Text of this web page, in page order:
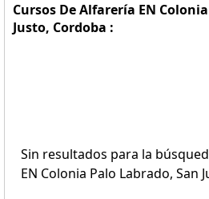
Cursos De Alfarería EN
Justo, Cordoba :
Sin resultados para la
EN Colonia Palo Labrado, San